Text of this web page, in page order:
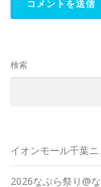
検索
イオンモール千葉
2026なぶら祭り@